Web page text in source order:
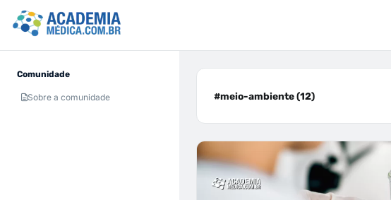
Comunidade
Sobre a comunidade #meio-ambiente (12)